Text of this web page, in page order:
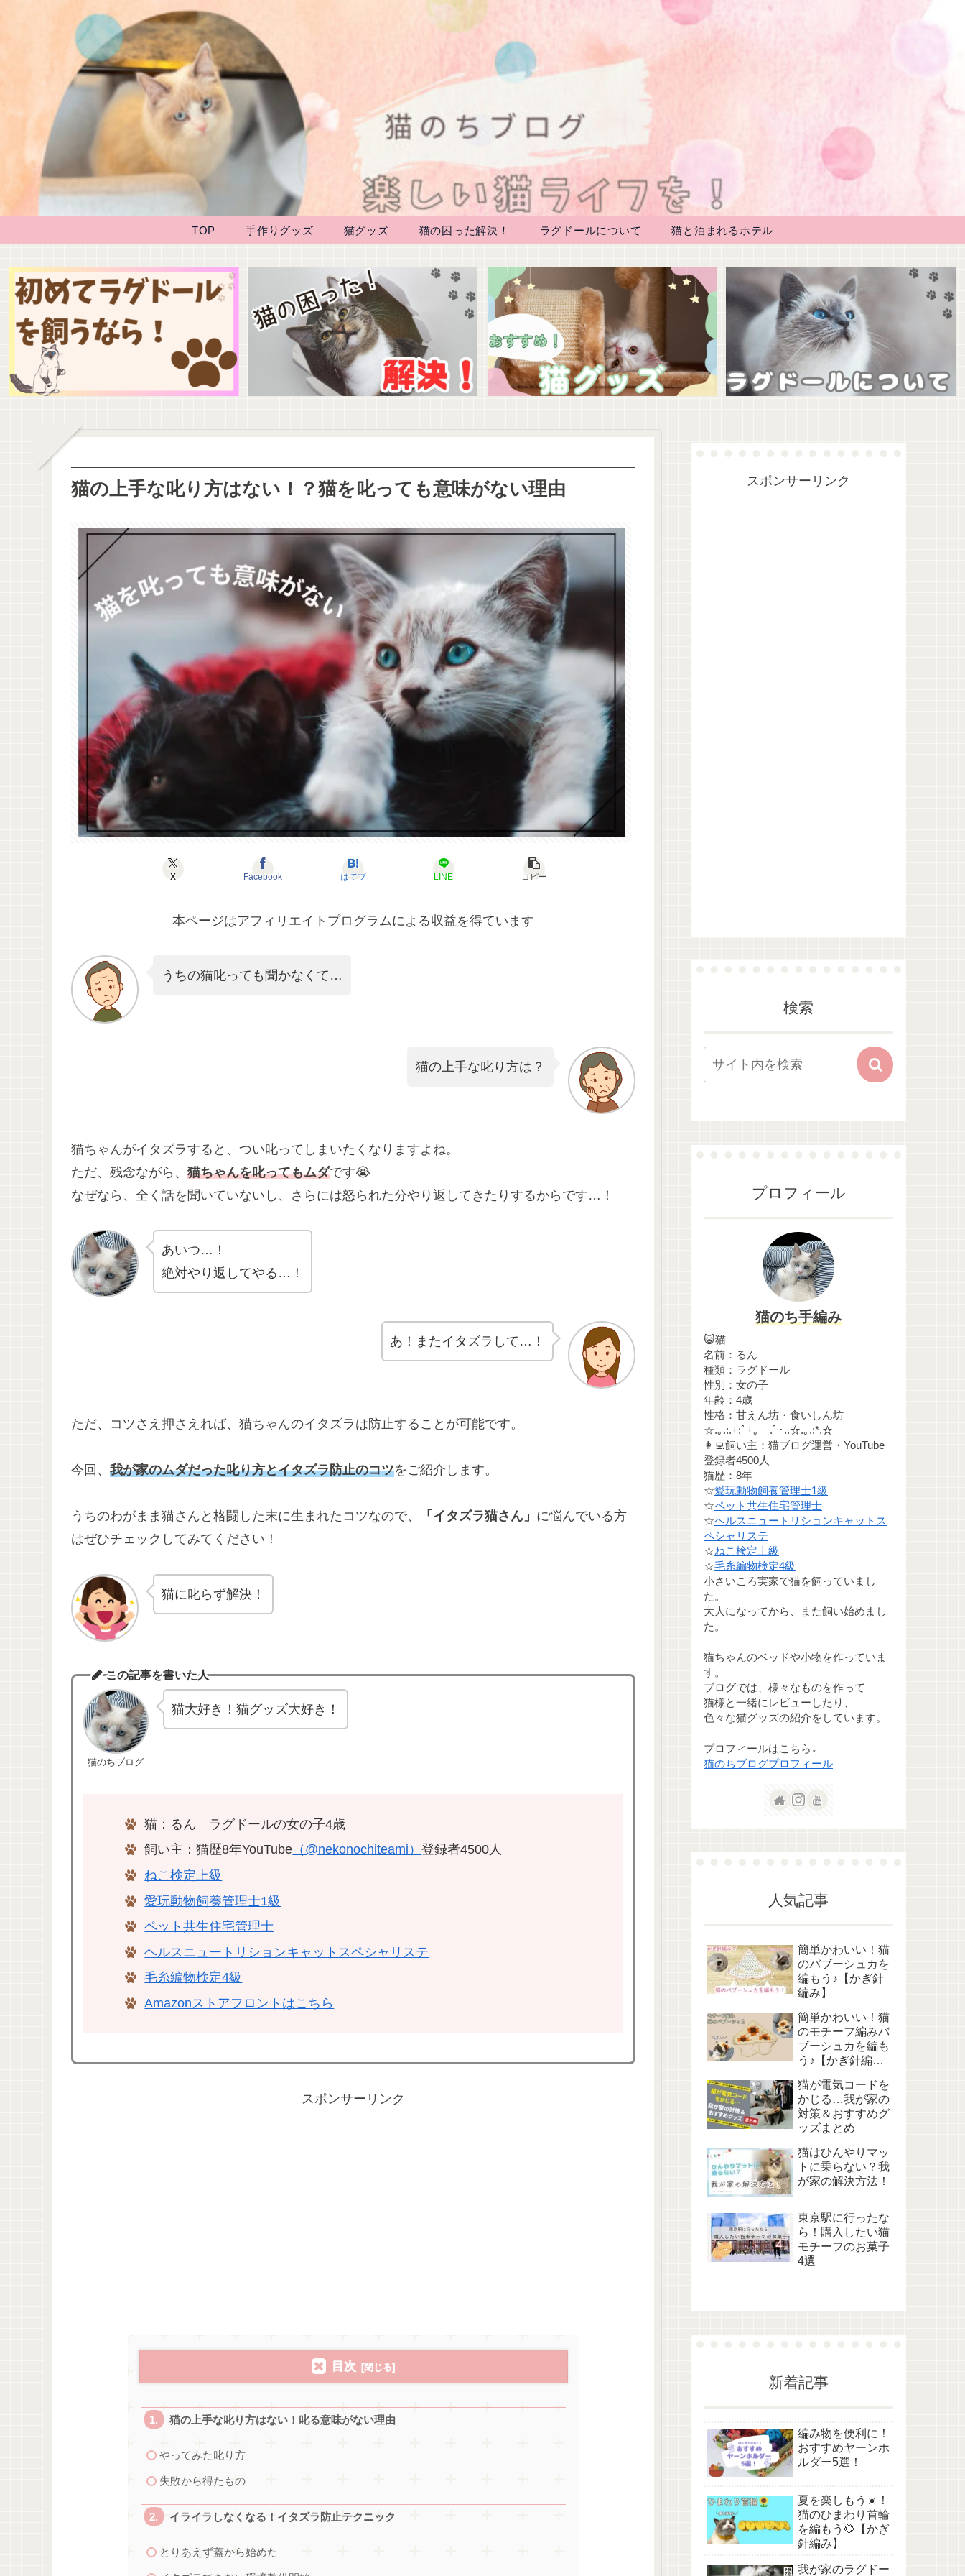
TOP 手作りグッズ 猫グッズ 猫の困った解決！ ラグドールについて 猫と泊まれるホテル
猫の上手な叱り方はない！？猫を叱っても意味がない理由
X Facebook はてブ LINE コピー
本ページはアフィリエイトプログラムによる収益を得ています
うちの猫叱っても聞かなくて…
猫の上手な叱り方は？
猫ちゃんがイタズラすると、つい叱ってしまいたくなりますよね。
ただ、残念ながら、 猫ちゃんを叱ってもムダです😭
なぜなら、全く話を聞いていないし、さらには怒られた分やり返してきたりするからです…！
あいつ…！
絶対やり返してやる…！
あ！またイタズラして…！
ただ、コツさえ押さえれば、猫ちゃんのイタズラは防止することが可能です。
今回、 我が家のムダだった叱り方とイタズラ防止のコツをご紹介します。
うちのわがまま猫さんと格闘した末に生まれたコツなので、 「イタズラ猫さん」 に悩んでいる方
はぜひチェックしてみてください！
猫に叱らず解決！
この記事を書いた人
猫のちブログ
猫大好き！猫グッズ大好き！
猫：るん ラグドールの女の子4歳
飼い主：猫歴8年YouTube （@nekonochiteami）登録者4500人
ねこ検定上級
愛玩動物飼養管理士1級
ペット共生住宅管理士
ヘルスニュートリションキャットスペシャリステ
毛糸編物検定4級
Amazonストアフロントはこちら
スポンサーリンク
目次
猫の上手な叱り方はない！叱る意味がない理由
やってみた叱り方
失敗から得たもの
イライラしなくなる！イタズラ防止テクニック
とりあえず蓋から始めた
スポンサーリンク
検索
プロフィール
猫のち手編み
😺猫
名前：るん
種類：ラグドール
性別：女の子
年齢：4歳
性格：甘えん坊・食いしん坊
☆.｡.:.+:ﾟ+｡ .ﾟ･..☆.｡.:*.☆
👩‍💻飼い主：猫ブログ運営・YouTube
登録者4500人
猫歴：8年
☆愛玩動物飼養管理士1級
☆ペット共生住宅管理士
☆ヘルスニュートリションキャットス
ペシャリステ
☆ねこ検定上級
☆毛糸編物検定4級
小さいころ実家で猫を飼っていまし
た。
大人になってから、また飼い始めまし
た。
猫ちゃんのベッドや小物を作っていま
す。
ブログでは、様々なものを作って
猫様と一緒にレビューしたり、
色々な猫グッズの紹介をしています。
プロフィールはこちら↓
猫のちブログプロフィール
人気記事
簡単かわいい！猫
のバブーシュカを
編もう♪【かぎ針
編み】
簡単かわいい！猫
のモチーフ編みバ
ブーシュカを編も
う♪【かぎ針編
猫が電気コードを
かじる…我が家の
対策＆おすすめグ
ッズまとめ
猫はひんやりマッ
トに乗らない？我
が家の解決方法！
東京駅に行ったな
ら！購入したい猫
モチーフのお菓子
4選
新着記事
編み物を便利に！
おすすめヤーンホ
ルダー5選！
夏を楽しもう☀️！
猫のひまわり首輪
を編もう🌻【かぎ
針編み】
我が家のラグドー